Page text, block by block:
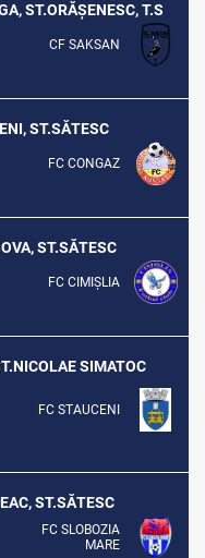
ST.ORĂȘENESC, T.S
CF SAKSAN
ST.SĂTESC
FC CONGAZ
ST.SĂTESC
FC CIMIȘLIA
SIMATOC
FC STAUCENI
ST.SĂTESC
FC SLOBOZIA
MARE